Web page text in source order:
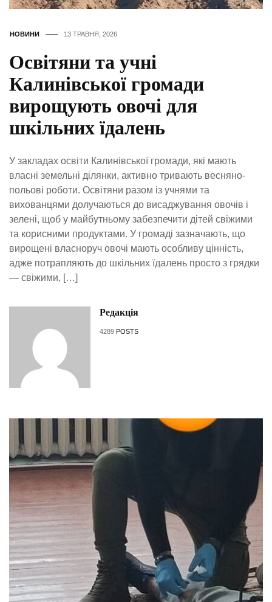
НОВИНИ 13 ТРАВНЯ, 2026
Освітяни та учні
Калинівської громади
вирощують овочі для
шкільних їдалень
У закладах освіти Калинівської громади, які мають
власні земельні ділянки, активно тривають весняно-
польові роботи. Освітяни разом із учнями та
вихованцями долучаються до висаджування овочів і
зелені, щоб у майбутньому забезпечити дітей свіжими
та корисними продуктами. У громаді зазначають, що
вирощені власноруч овочі мають особливу цінність,
адже потрапляють до шкільних їдалень просто з грядки
— свіжими, […]
Редакція
4289 POSTS